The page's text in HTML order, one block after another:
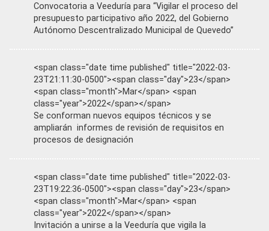
Convocatoria a Veeduría para “Vigilar el proceso del
presupuesto participativo año 2022, del Gobierno
Autónomo Descentralizado Municipal de Quevedo”
<span class="date time published" title="2022-03-
23T21:11:30-0500"><span class="day">23</span>
<span class="month">Mar</span> <span
class="year">2022</span></span>
Se conforman nuevos equipos técnicos y se
ampliarán informes de revisión de requisitos en
procesos de designación
<span class="date time published" title="2022-03-
23T19:22:36-0500"><span class="day">23</span>
<span class="month">Mar</span> <span
class="year">2022</span></span>
Invitación a unirse a la Veeduría que vigila la